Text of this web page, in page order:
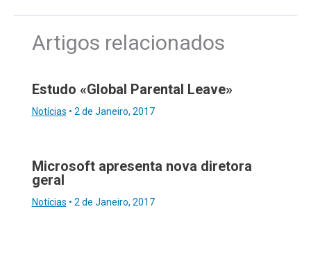
Artigos relacionados
Estudo «Global Parental Leave»
Notícias • 2 de Janeiro, 2017
Microsoft apresenta nova diretora
geral
Notícias • 2 de Janeiro, 2017